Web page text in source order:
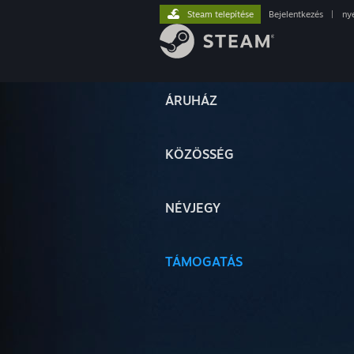
ÁRUHÁZ
KÖZÖSSÉG
NÉVJEGY
TÁMOGATÁS
Steam telepítése Bejelentkezés